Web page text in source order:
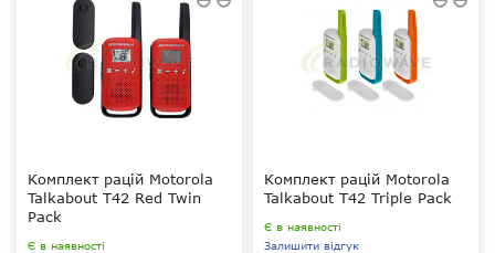
Комплект рацій Motorola
Talkabout T42 Red Twin
Pack
Є в наявності
Комплект рацій Motorola
Talkabout T42 Triple Pack
Є в наявності
Залишити відгук